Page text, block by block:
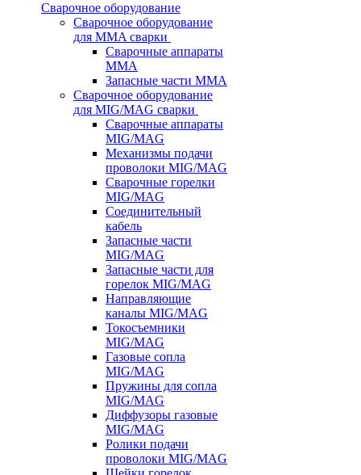
Сварочное оборудование
Сварочное оборудование
для MMA сварки
Сварочные аппараты
MMA
Запасные части MMA
Сварочное оборудование
для MIG/MAG сварки
Сварочные аппараты
MIG/MAG
Механизмы подачи
проволоки MIG/MAG
Сварочные горелки
MIG/MAG
Соединительный
кабель
Запасные части
MIG/MAG
Запасные части для
горелок MIG/MAG
Направляющие
каналы MIG/MAG
Токосъемники
MIG/MAG
Газовые сопла
MIG/MAG
Пружины для сопла
MIG/MAG
Диффузоры газовые
MIG/MAG
Ролики подачи
проволоки MIG/MAG